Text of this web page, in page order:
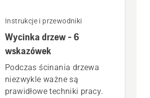
Instrukcje i przewodniki
Wycinka drzew - 6
wskazówek
Podczas ścinania drzewa
niezwykle ważne są
prawidłowe techniki pracy.